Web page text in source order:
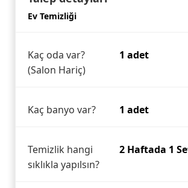
Ev Temizliği
Kaç oda var?
(Salon Hariç)
1 adet
Kaç banyo var? 1 adet
Temizlik hangi
sıklıkla yapılsın?
2 Haftada 1